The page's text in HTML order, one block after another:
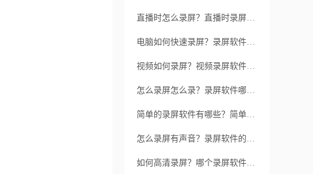
直播时怎么录屏？直播时录屏用什么软件好？
电脑如何快速录屏？录屏软件有哪些基本的功能？
视频如何录屏？视频录屏软件哪个比较好？
怎么录屏怎么录？录屏软件哪个靠谱？
简单的录屏软件有哪些？简单的录屏软件有哪些？
怎么录屏有声音？录屏软件的选择要点是什么？
如何高清录屏？哪个录屏软件录制更高清？